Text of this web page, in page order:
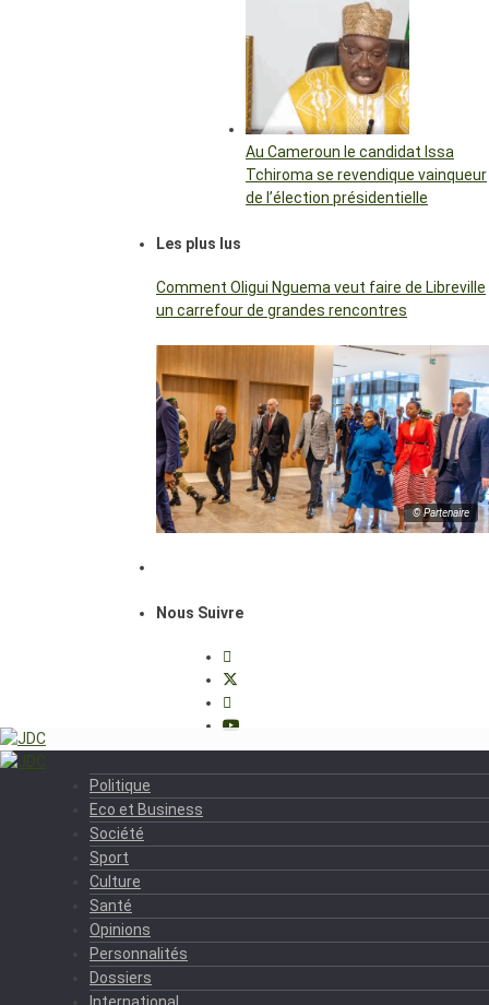
Au Cameroun le candidat Issa
Tchiroma se revendique vainqueur
de l’élection présidentielle
Les plus lus
Comment Oligui Nguema veut faire de Libreville
un carrefour de grandes rencontres
© Partenaire
Nous Suivre
Politique
Eco et Business
Société
Sport
Culture
Santé
Opinions
Personnalités
Dossiers
International